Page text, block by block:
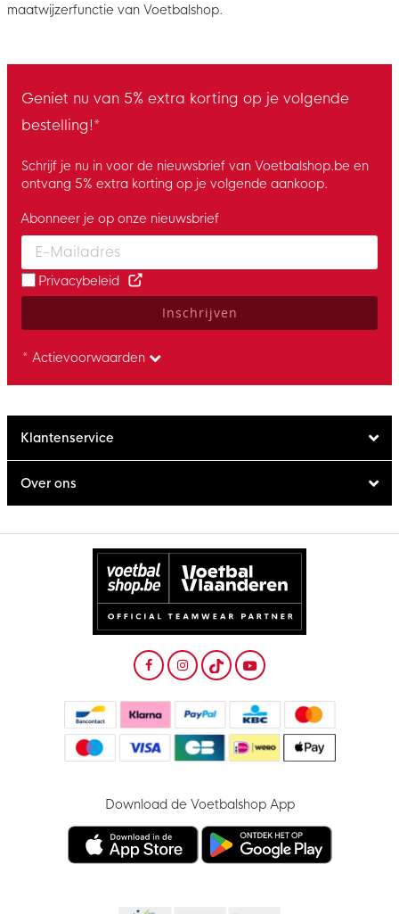
maatwijzerfunctie van Voetbalshop.
Geniet nu van 5% extra korting op je volgende
bestelling!*
Schrijf je nu in voor de nieuwsbrief van Voetbalshop.be en
ontvang 5% extra korting op je volgende aankoop.
Enter your email and accept the privacy policy to subscribe to
Abonneer je op onze nieuwsbrief
Privacybeleid
Inschrijven
* Actievoorwaarden
Klantenservice
Over ons
Download de Voetbalshop App